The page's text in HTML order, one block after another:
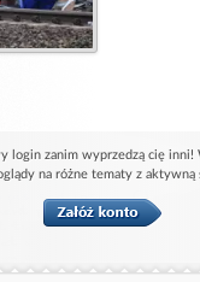
login zanim wyprzedzą cię inni!
na różne tematy z aktywną